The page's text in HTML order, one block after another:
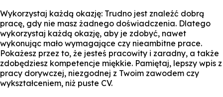
Wykorzystaj każdą okazję: Trudno jest znaleźć dobrą
pracę, gdy nie masz żadnego doświadczenia. Dlatego
wykorzystaj każdą okazję, aby je zdobyć, nawet
wykonując mało wymagające czy nieambitne prace.
Pokażesz przez to, że jesteś pracowity i zaradny, a także
zdobędziesz kompetencje miękkie. Pamiętaj, lepszy wpis z
pracy dorywczej, niezgodnej z Twoim zawodem czy
wykształceniem, niż puste CV.